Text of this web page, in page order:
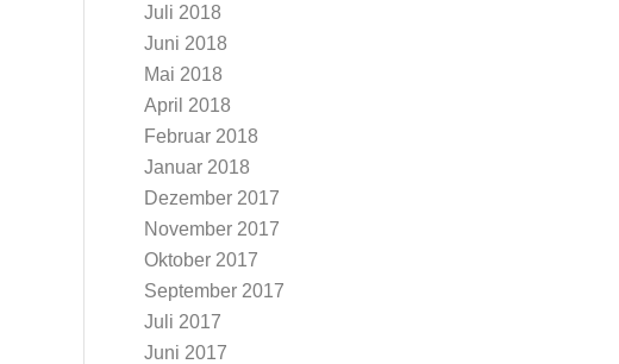
Juli 2018
Juni 2018
Mai 2018
April 2018
Februar 2018
Januar 2018
Dezember 2017
November 2017
Oktober 2017
September 2017
Juli 2017
Juni 2017